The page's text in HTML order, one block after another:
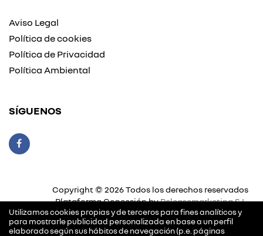
Utilizamos cookies propias y de terceros para fines analíticos y
para mostrarle publicidad personalizada en base a un perfil
elaborado según sus hábitos de navegación (p.e. páginas
Aviso Legal
Política de cookies
Política de Privacidad
Política Ambiental
SÍGUENOS
Copyright © 2026 Todos los derechos reservados
Plataforma Concesión byReleasemarketing S.L.